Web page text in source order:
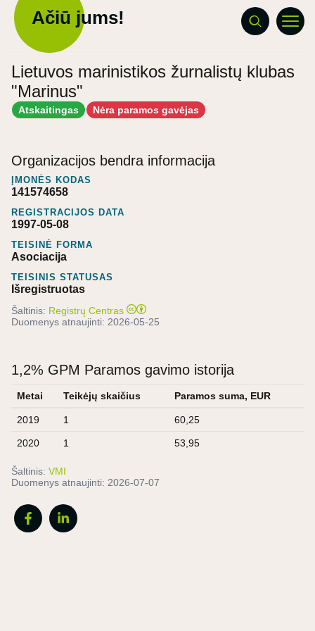
Ačiū jums!
Lietuvos marinistikos žurnalistų klubas
"Marinus"
Atskaitingas Nėra paramos gavėjas
Organizacijos bendra informacija
ĮMONĖS KODAS
141574658
REGISTRACIJOS DATA
1997-05-08
TEISINĖ FORMA
Asociacija
TEISINIS STATUSAS
Išregistruotas
Šaltinis: Registrų Centras
Duomenys atnaujinti: 2026-05-25
1,2% GPM Paramos gavimo istorija
Metai Teikėjų skaičius Paramos suma, EUR
2019 1 60,25
2020 1 53,95
Šaltinis: VMI
Duomenys atnaujinti: 2026-07-07